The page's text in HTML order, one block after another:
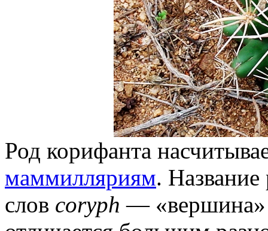
Род корифанта
маммилляриям. Название
слов coryph —